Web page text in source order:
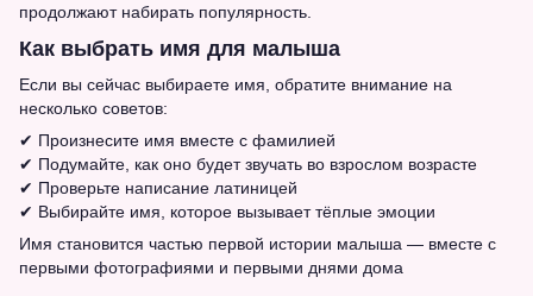
продолжают набирать популярность.
Как выбрать имя для малыша
Если вы сейчас выбираете имя, обратите внимание на
несколько советов:
✔ Произнесите имя вместе с фамилией
✔ Подумайте, как оно будет звучать во взрослом возрасте
✔ Проверьте написание латиницей
✔ Выбирайте имя, которое вызывает тёплые эмоции
Имя становится частью первой истории малыша — вместе с
первыми фотографиями и первыми днями дома